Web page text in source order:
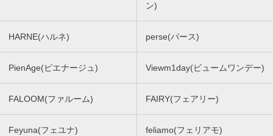
ン)
HARNE(ハルネ) perse(パース)
PienAge(ピエナージュ) Viewm1day(ビュームワンデー)
FALOOM(ファルーム) FAIRY(フェアリー)
Feyuna(フェユナ) feliamo(フェリアモ)